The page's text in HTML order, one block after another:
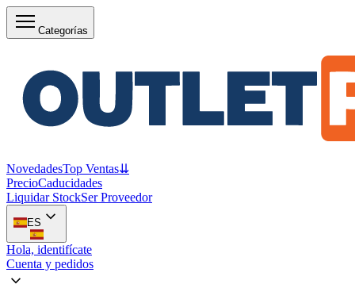
Categorías
NovedadesTop Ventas⇊
PrecioCaducidades
Liquidar StockSer Proveedor
ES
Hola, identifícate
Cuenta y pedidos